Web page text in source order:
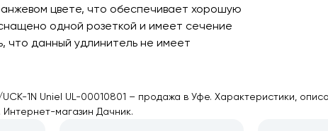
цвете, что обеспечивает хорошую
одной розеткой и имеет сечение
что данный удлинитель не имеет
1N Uniel UL-00010801 – продажа в Уфе. Характеристики,
магазин Дачник.